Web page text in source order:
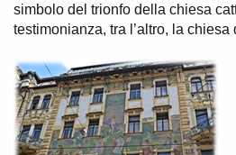
simbolo del trionfo della chiesa
testimonianza, tra l’altro, la chiesa